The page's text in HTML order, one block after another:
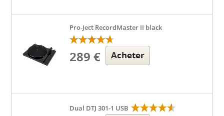
Pro-Ject RecordMaster II black
289 € Acheter
Dual DTJ 301-1 USB